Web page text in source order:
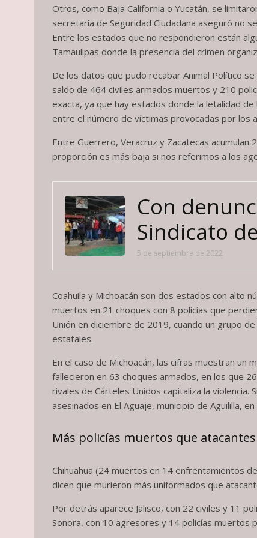
Otros, como Baja California o Yucatán, se
secretaría de Seguridad Ciudadana aseguró no
Entre los estados que no respondieron están
Tamaulipas donde la presencia del crimen
De los datos que pudo recabar Animal Político
saldo de 464 civiles armados muertos y 210
exacta, ya que hay estados donde la letalidad
entre el número de víctimas provocadas por los
Entre Guerrero, Veracruz y Zacatecas
proporción es más baja si nos referimos a los
Con
Sindicato
5 de septiembre de 2022
Coahuila y Michoacán son dos estados con alto
muertos en 21 choques con 8 policías que
Unión en diciembre de 2019, cuando un grupo
estatales.
En el caso de Michoacán, las cifras muestran
fallecieron en 63 choques armados, en los que
rivales de Cárteles Unidos capitaliza la
asesinados en El Aguaje, municipio de Aguililla,
Más policías muertos que
Chihuahua (24 muertos en 14 enfrentamientos
dicen que murieron más uniformados que
Por detrás aparece Jalisco, con 22 civiles y 11
Sonora, con 10 agresores y 14 policías muertos